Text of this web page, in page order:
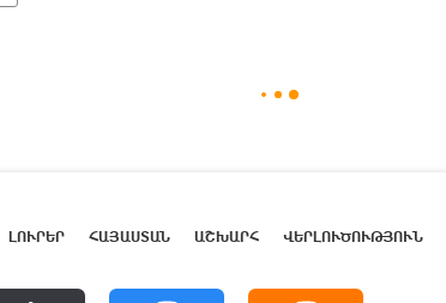
ԼՈՒՐԵՐ ՀԱՅԱՍՏԱՆ ԱՇԽԱՐՀ ՎԵՐԼՈՒԾՈՒԹՅՈՒՆ